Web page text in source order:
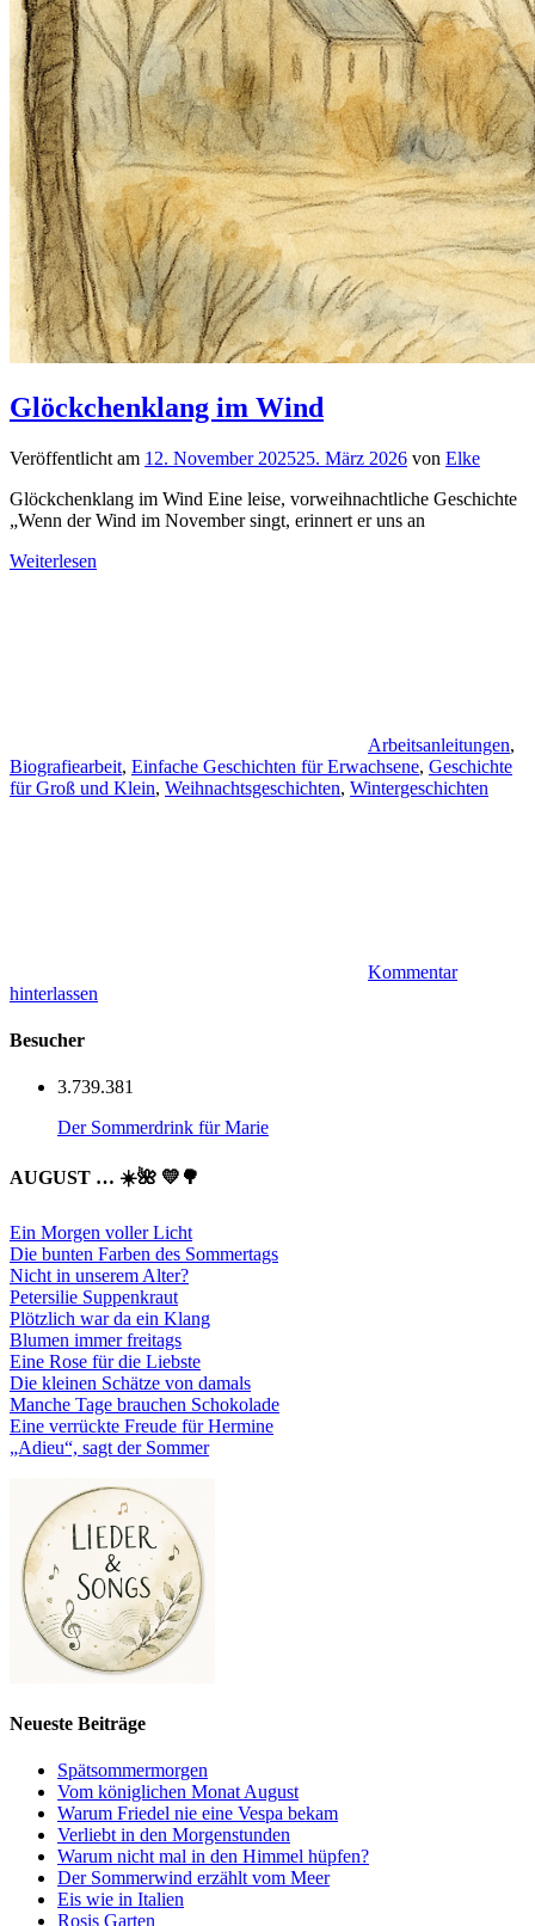
Glöckchenklang im Wind
Veröffentlicht am 12. November 202525. März 2026 von Elke
Glöckchenklang im Wind Eine leise, vorweihnachtliche Geschichte
„Wenn der Wind im November singt, erinnert er uns an
Weiterlesen
Arbeitsanleitungen,
Biografiearbeit, Einfache Geschichten für Erwachsene, Geschichte
für Groß und Klein, Weihnachtsgeschichten, Wintergeschichten
Kommentar
hinterlassen
Besucher
3.739.381
Der Sommerdrink für Marie
AUGUST … ☀️🌺 💛🌳
Ein Morgen voller Licht
Die bunten Farben des Sommertags
Nicht in unserem Alter?
Petersilie Suppenkraut
Plötzlich war da ein Klang
Blumen immer freitags
Eine Rose für die Liebste
Die kleinen Schätze von damals
Manche Tage brauchen Schokolade
Eine verrückte Freude für Hermine
„Adieu“, sagt der Sommer
Neueste Beiträge
Spätsommermorgen
Vom königlichen Monat August
Warum Friedel nie eine Vespa bekam
Verliebt in den Morgenstunden
Warum nicht mal in den Himmel hüpfen?
Der Sommerwind erzählt vom Meer
Eis wie in Italien
Rosis Garten